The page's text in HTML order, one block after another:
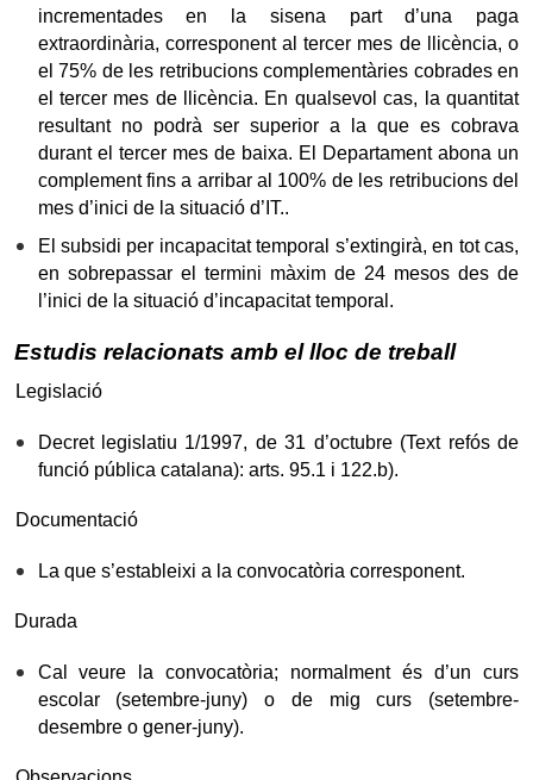
incrementades en la sisena part d’una paga
extraordinària, corresponent al tercer mes de llicència, o
el 75% de les retribucions complementàries cobrades en
el tercer mes de llicència. En qualsevol cas, la quantitat
resultant no podrà ser superior a la que es cobrava
durant el tercer mes de baixa. El Departament abona un
complement fins a arribar al 100% de les retribucions del
mes d’inici de la situació d’IT..
El subsidi per incapacitat temporal s’extingirà, en tot cas,
en sobrepassar el termini màxim de 24 mesos des de
l’inici de la situació d’incapacitat temporal.
Estudis relacionats amb el lloc de treball
Legislació
Decret legislatiu 1/1997, de 31 d’octubre (Text refós de
funció pública catalana): arts. 95.1 i 122.b).
Documentació
La que s’estableixi a la convocatòria corresponent.
Durada
Cal veure la convocatòria; normalment és d’un curs
escolar (setembre-juny) o de mig curs (setembre-
desembre o gener-juny).